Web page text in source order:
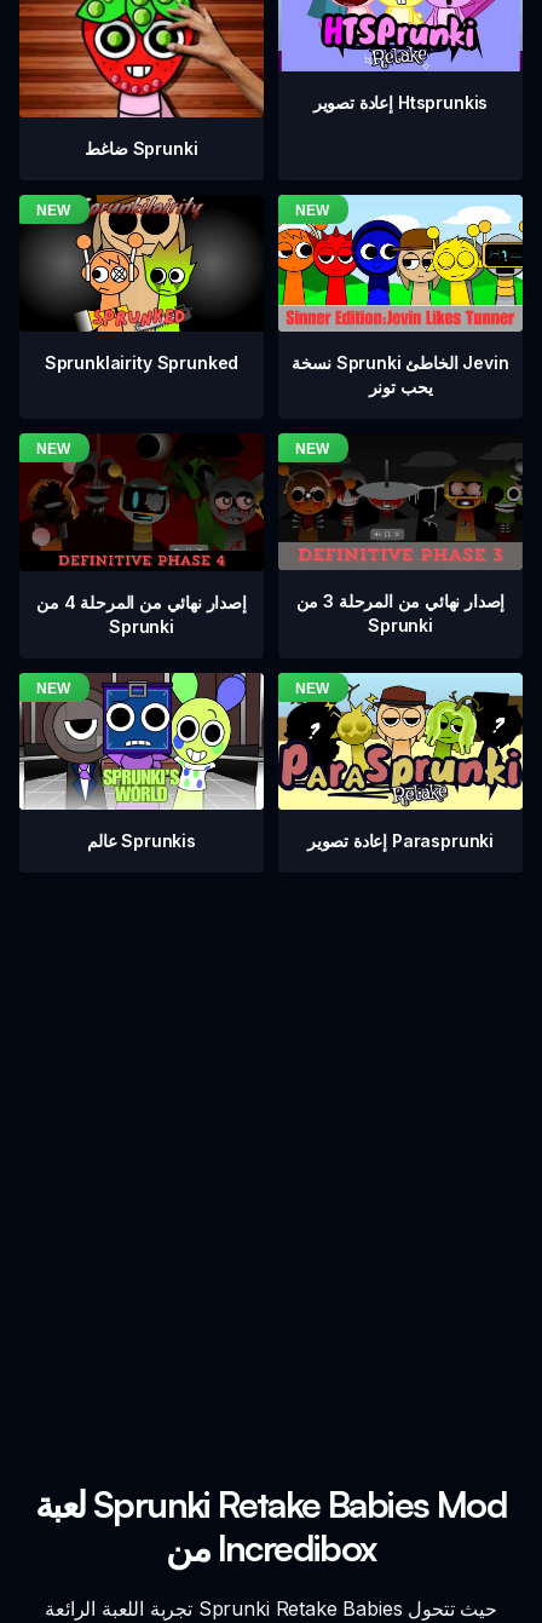
ضاغط Sprunki
إعادة تصوير Htsprunkis
Sprunklairity Sprunked
نسخة Sprunki الخاطئ Jevin
يحب تونر
إصدار نهائي من المرحلة 4 من
Sprunki
إصدار نهائي من المرحلة 3 من
Sprunki
عالم Sprunkis إعادة تصوير Parasprunki
لعبة Sprunki Retake Babies Mod
من Incredibox
تجربة اللعبة الرائعة Sprunki Retake Babies حيث تتحول